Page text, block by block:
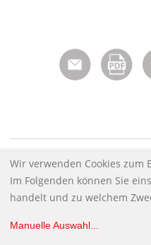
Rubriken:
Außen- und
Wir verwenden Cookies zum
Im Folgenden können Sie
handelt und zu welchem
Manuelle Auswahl...